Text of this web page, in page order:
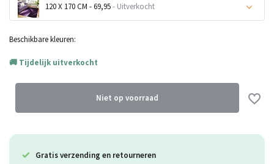
120 X 170 CM - 69,95- Uitverkocht
Uitverkocht
Beschikbare kleuren:
Tijdelijk uitverkocht
Niet op voorraad
Gratis verzending en retourneren